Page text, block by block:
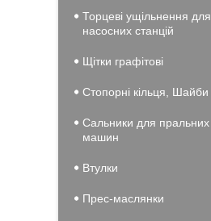
Торцеві ущільнення для
насосних станцій
Щітки графітові
Стопорні кільця, Шайби
Сальники для пральних
машин
Втулки
Прес-маслянки